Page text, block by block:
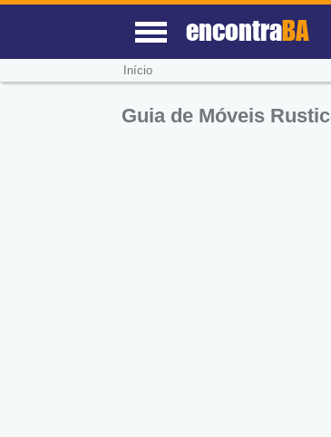
encontraBA
Início
Guia de Móveis